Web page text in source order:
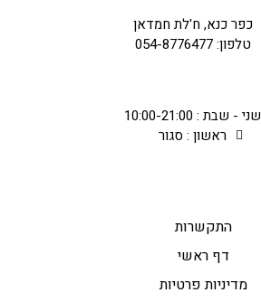
כפר כנא, ח'לת חמדאן
טלפון: 054-8776477
שני - שבת : 10:00-21:00
ראשון : סגור
התקשרות
דף ראשי
מדיניות פרטיות